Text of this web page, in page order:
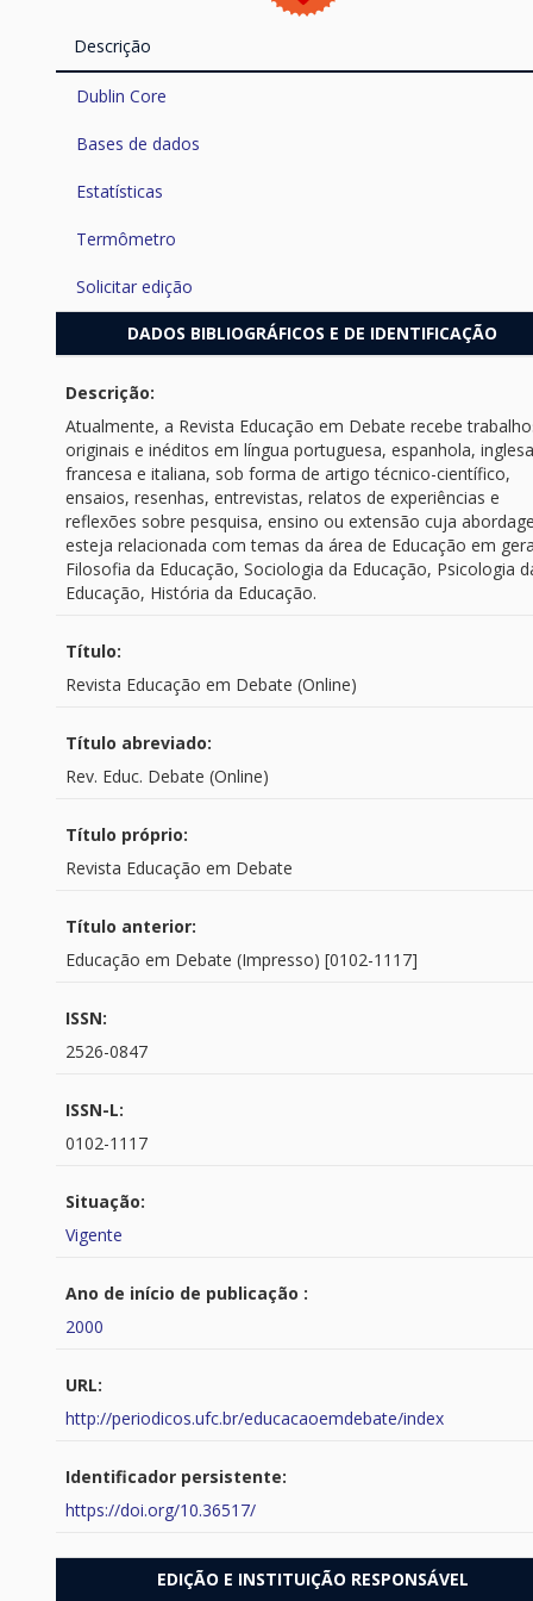
Descrição
Dublin Core
Bases de dados
Estatísticas
Termômetro
Solicitar edição
DADOS BIBLIOGRÁFICOS E DE IDENTIFICAÇÃO
Descrição:
Atualmente, a Revista Educação em Debate recebe
originais e inéditos em língua portuguesa, espanhola,
francesa e italiana, sob forma de artigo técnico-científico,
ensaios, resenhas, entrevistas, relatos de experiências e
reflexões sobre pesquisa, ensino ou extensão cuja
esteja relacionada com temas da área de Educação em
Filosofia da Educação, Sociologia da Educação, Psicologia
Educação, História da Educação.
Título:
Revista Educação em Debate (Online)
Título abreviado:
Rev. Educ. Debate (Online)
Título próprio:
Revista Educação em Debate
Título anterior:
Educação em Debate (Impresso) [0102-1117]
ISSN:
2526-0847
ISSN-L:
0102-1117
Situação:
Vigente
Ano de início de publicação :
2000
URL:
http://periodicos.ufc.br/educacaoemdebate/index
Identificador persistente:
https://doi.org/10.36517/
EDIÇÃO E INSTITUIÇÃO RESPONSÁVEL